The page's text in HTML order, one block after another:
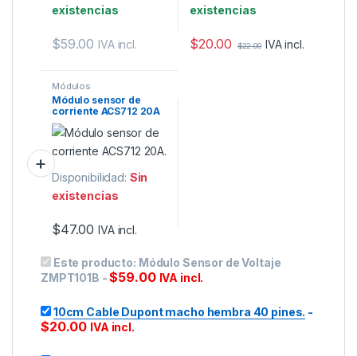
existencias
$59.00 IVA incl.
existencias
$20.00 $22.00 IVA incl.
Módulos
Módulo sensor de
corriente ACS712 20A
Disponibilidad: Sin
existencias
$47.00 IVA incl.
Este producto: Módulo Sensor de Voltaje
ZMPT101B -$59.00 IVA incl.
10cm Cable Dupont macho hembra 40 pines. -
$20.00 IVA incl.